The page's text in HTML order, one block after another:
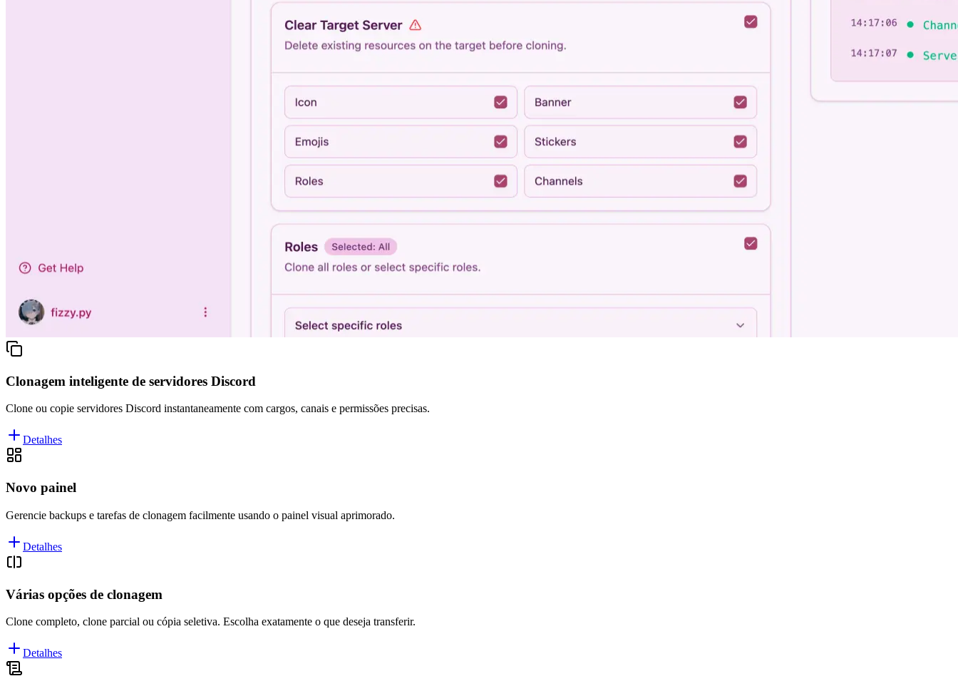
Clonagem inteligente de servidores Discord
Clone ou copie servidores Discord instantaneamente com cargos, canais e permissões precisas.
Detalhes
Novo painel
Gerencie backups e tarefas de clonagem facilmente usando o painel visual aprimorado.
Detalhes
Várias opções de clonagem
Clone completo, clone parcial ou cópia seletiva. Escolha exatamente o que deseja transferir.
Detalhes